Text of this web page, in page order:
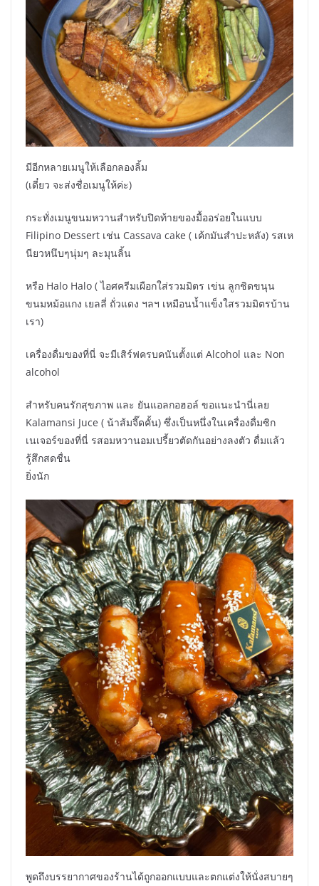
มีอีกหลายเมนูให้เลือกลองลิ้ม
(เดี๋ยว จะส่งชื่อเมนูให้ค่ะ)
กระทั่งเมนูขนมหวานสำหรับปิดท้ายของมื้ออร่อยในแบบ
Filipino Dessert เช่น Cassava cake ( เค้กมันสำปะหลัง) รสเห
นียวหนึบๆนุ่มๆ ละมุนลิ้น
หรือ Halo Halo ( ไอศครีมเผือกใส่รวมมิตร เข่น ลูกชิดขนุน
ขนมหม้อแกง เยลลี่ ถั่วแดง ฯลฯ เหมือนน้ำแข็งใสรวมมิตรบ้าน
เรา)
เครื่องดื่มของที่นี่ จะมีเสิร์ฟครบคนันตั้งแต่ Alcohol และ Non
alcohol
สำหรับคนรักสุขภาพ และ ยันแอลกอฮอล์ ขอแนะนำนี่เลย
Kalamansi Juce ( น้าส้มจี๊ดคั้น) ซึ่งเป็นหนึ่งในเครื่องดื่มซิก
เนเจอร์ของที่นี่ รสอมหวานอมเปรี้ยวตัดกันอย่างลงตัว ดื่มแล้ว
รู้สึกสดชื่น
ยิ่งนัก
พูดถึงบรรยากาศของร้านได้ถูกออกแบบและตกแต่งให้นั่งสบายๆ